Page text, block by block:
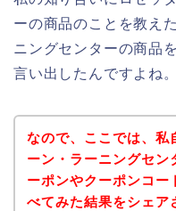
ーの商品のことを教え
ニングセンターの商品
言い出したんですよね。
なので、ここでは、私
ーン・ラーニングセン
ーポンやクーポンコー
べてみた結果をシェア